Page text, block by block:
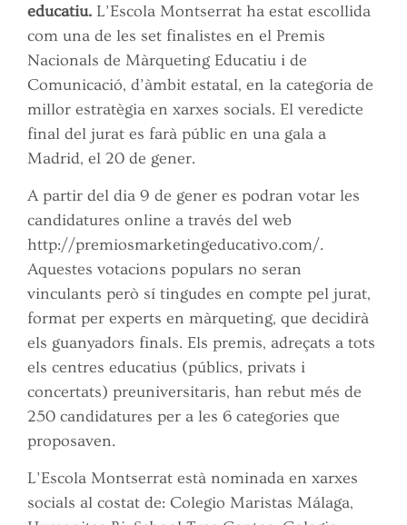
educatiu. L’Escola Montserrat ha estat escollida
com una de les set finalistes en el Premis
Nacionals de Màrqueting Educatiu i de
Comunicació, d’àmbit estatal, en la categoria de
millor estratègia en xarxes socials. El veredicte
final del jurat es farà públic en una gala a
Madrid, el 20 de gener.
A partir del dia 9 de gener es podran votar les
candidatures online a través del web
http://premiosmarketingeducativo.com/.
Aquestes votacions populars no seran
vinculants però sí tingudes en compte pel jurat,
format per experts en màrqueting, que decidirà
els guanyadors finals. Els premis, adreçats a tots
els centres educatius (públics, privats i
concertats) preuniversitaris, han rebut més de
250 candidatures per a les 6 categories que
proposaven.
L’Escola Montserrat està nominada en xarxes
socials al costat de: Colegio Maristas Málaga,